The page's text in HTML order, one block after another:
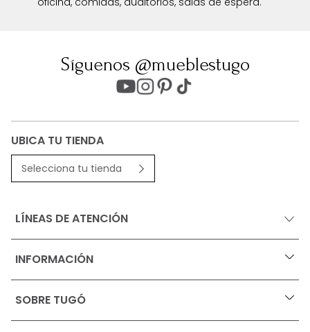
Síguenos @mueblestugo
UBICA TU TIENDA
Selecciona tu tienda
LÍNEAS DE ATENCIÓN
INFORMACIÓN +
Ofertas vigentes
Términos, condiciones y restricciones para productos
SOBRE TUGÓ +